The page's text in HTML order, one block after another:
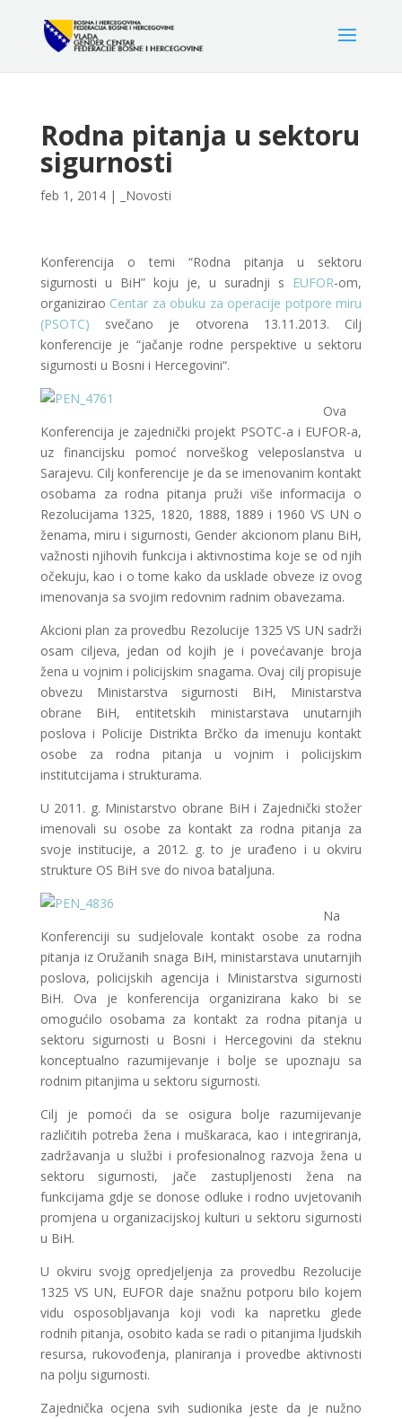
Rodna pitanja u sektoru
sigurnosti
feb 1, 2014| _Novosti
Konferencija o temi “Rodna pitanja u sektoru
sigurnosti u BiH” koju je, u suradnji s EUFOR-om,
organizirao Centar za obuku za operacije potpore miru
(PSOTC) svečano je otvorena 13.11.2013. Cilj
konferencije je “jačanje rodne perspektive u sektoru
sigurnosti u Bosni i Hercegovini“.
Ova
Konferencija je zajednički projekt PSOTC-a i EUFOR-a,
uz financijsku pomoć norveškog veleposlanstva u
Sarajevu. Cilj konferencije je da se imenovanim kontakt
osobama za rodna pitanja pruži više informacija o
Rezolucijama 1325, 1820, 1888, 1889 i 1960 VS UN o
ženama, miru i sigurnosti, Gender akcionom planu BiH,
važnosti njihovih funkcija i aktivnostima koje se od njih
očekuju, kao i o tome kako da usklade obveze iz ovog
imenovanja sa svojim redovnim radnim obavezama.
Akcioni plan za provedbu Rezolucije 1325 VS UN sadrži
osam ciljeva, jedan od kojih je i povećavanje broja
žena u vojnim i policijskim snagama. Ovaj cilj propisuje
obvezu Ministarstva sigurnosti BiH, Ministarstva
obrane BiH, entitetskih ministarstava unutarnjih
poslova i Policije Distrikta Brčko da imenuju kontakt
osobe za rodna pitanja u vojnim i policijskim
institutcijama i strukturama.
U 2011. g. Ministarstvo obrane BiH i Zajednički stožer
imenovali su osobe za kontakt za rodna pitanja za
svoje institucije, a 2012. g. to je urađeno i u okviru
strukture OS BiH sve do nivoa bataljuna.
Na
Konferenciji su sudjelovale kontakt osobe za rodna
pitanja iz Oružanih snaga BiH, ministarstava unutarnjih
poslova, policijskih agencija i Ministarstva sigurnosti
BiH. Ova je konferencija organizirana kako bi se
omogućilo osobama za kontakt za rodna pitanja u
sektoru sigurnosti u Bosni i Hercegovini da steknu
konceptualno razumijevanje i bolje se upoznaju sa
rodnim pitanjima u sektoru sigurnosti.
Cilj je pomoći da se osigura bolje razumijevanje
različitih potreba žena i muškaraca, kao i integriranja,
zadržavanja u službi i profesionalnog razvoja žena u
sektoru sigurnosti, jače zastupljenosti žena na
funkcijama gdje se donose odluke i rodno uvjetovanih
promjena u organizacijskoj kulturi u sektoru sigurnosti
u BiH.
U okviru svojg opredjeljenja za provedbu Rezolucije
1325 VS UN, EUFOR daje snažnu potporu bilo kojem
vidu osposobljavanja koji vodi ka napretku glede
rodnih pitanja, osobito kada se radi o pitanjima ljudskih
resursa, rukovođenja, planiranja i provedbe aktivnosti
na polju sigurnosti.
Zajednička ocjena svih sudionika jeste da je nužno